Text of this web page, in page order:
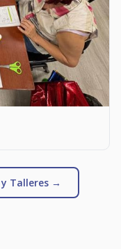
y Talleres →